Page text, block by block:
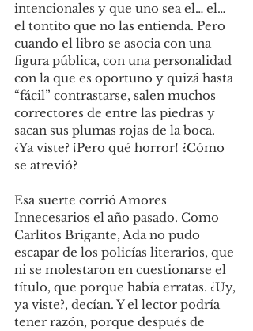
intencionales y que uno sea el… el…
el tontito que no las entienda. Pero
cuando el libro se asocia con una
figura pública, con una personalidad
con la que es oportuno y quizá hasta
“fácil” contrastarse, salen muchos
correctores de entre las piedras y
sacan sus plumas rojas de la boca.
¿Ya viste? ¡Pero qué horror! ¿Cómo
se atrevió?
Esa suerte corrió Amores
Innecesarios el año pasado. Como
Carlitos Brigante, Ada no pudo
escapar de los policías literarios, que
ni se molestaron en cuestionarse el
título, que porque había erratas. ¿Uy,
ya viste?, decían. Y el lector podría
tener razón, porque después de